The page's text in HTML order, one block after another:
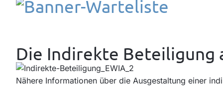
Die Indirekte Beteiligung
Nähere Informationen über die Ausgestaltung einer